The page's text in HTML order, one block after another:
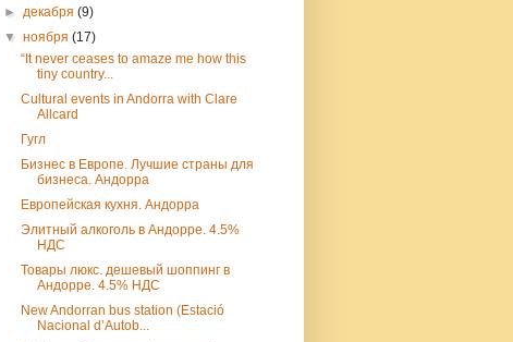
►декабря(9)
▼ноября(17)
“It never ceases to amaze me how this
tiny country...
Cultural events in Andorra with Clare
Allcard
Гугл
Бизнес в Европе. Лучшие страны для
бизнеса. Андорра
Европейская кухня. Андорра
Элитный алкоголь в Андорре. 4.5%
НДС
Товары люкс. дешевый шоппинг в
Андорре. 4.5% НДС
New Andorran bus station (Estació
Nacional d’Autob...